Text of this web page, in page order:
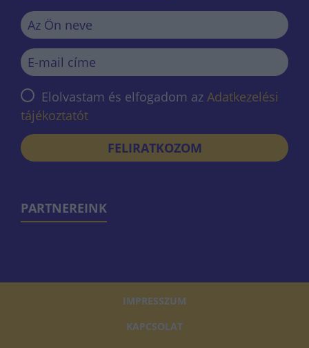
Elolvastam és elfogadom az Adatkezelési
tájékoztatót
FELIRATKOZOM
PARTNEREINK
IMPRESSZUM
KAPCSOLAT